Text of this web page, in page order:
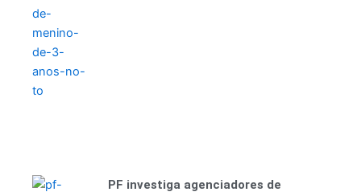
PF investiga agenciadores de